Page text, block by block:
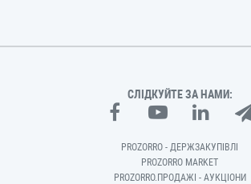
СЛІДКУЙТЕ ЗА НАМИ:
PROZORRO - ДЕРЖЗАКУПІВЛІ
PROZORRO MARKET
PROZORRO.ПРОДАЖІ - АУКЦІОНИ